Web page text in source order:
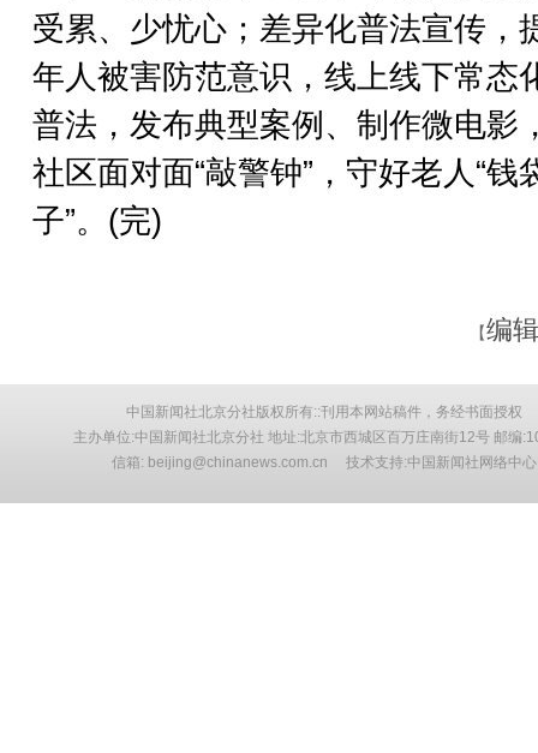
受累、少忧心；差异化普法宣传，
年人被害防范意识，线上线下常态
普法，发布典型案例、制作微电影
社区面对面“敲警钟”，守好老人“钱
子”。(完)
【编
中国新闻社北京分社版权所有::刊用本网站稿件，务经书面授权
主办单位:中国新闻社北京分社 地址:北京市西城区百万庄南街12号 邮编
信箱: beijing@chinanews.com.cn 技术支持:中国新闻社网络中心